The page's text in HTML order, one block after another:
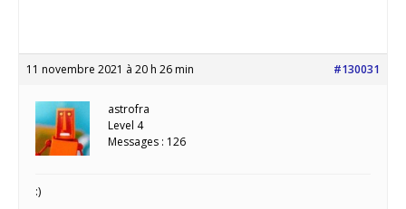
11 novembre 2021 à 20 h 26 min #130031
astrofra
Level 4
Messages : 126
:)